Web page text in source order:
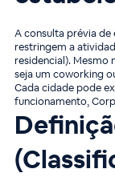
A consulta prévia de
restringem a
residencial). Mesmo
seja um coworking
Cada cidade pode
funcionamento,